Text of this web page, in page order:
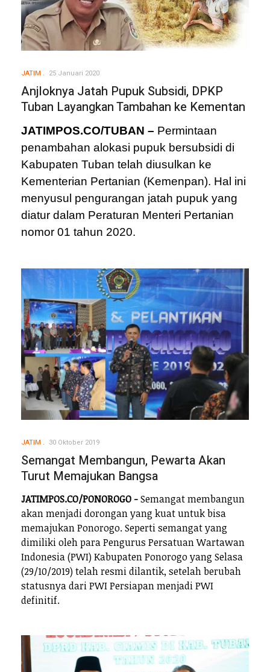
JATIM 25 Januari 2020
Anjloknya Jatah Pupuk Subsidi, DPKP
Tuban Layangkan Tambahan ke Kementan
JATIMPOS.CO/TUBAN – Permintaan
penambahan alokasi pupuk bersubsidi di
Kabupaten Tuban telah diusulkan ke
Kementerian Pertanian (Kemenpan). Hal ini
menyusul pengurangan jatah pupuk yang
diatur dalam Peraturan Menteri Pertanian
nomor 01 tahun 2020.
JATIM 30 Oktober 2019
Semangat Membangun, Pewarta Akan
Turut Memajukan Bangsa
JATIMPOS.CO/PONOROGO -Semangat membangun
akan menjadi dorongan yang kuat untuk bisa
memajukan Ponorogo. Seperti semangat yang
dimiliki oleh para Pengurus Persatuan Wartawan
Indonesia (PWI) Kabupaten Ponorogo yang Selasa
(29/10/2019) telah resmi dilantik, setelah berubah
statusnya dari PWI Persiapan menjadi PWI
definitif.